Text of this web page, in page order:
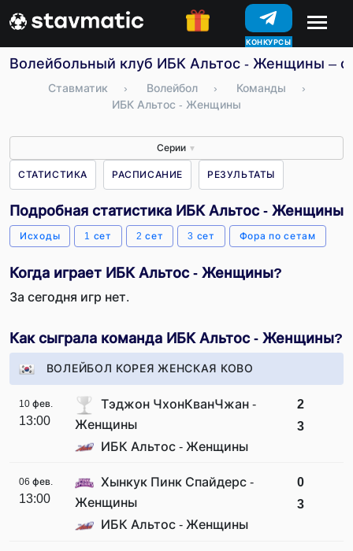
КОНКУРСЫ
Волейбольный клуб ИБК Альтос - Женщины –
Ставматик › Волейбол › Команды
›
ИБК Альтос - Женщины
Серии ▼
СТАТИСТИКА РАСПИСАНИЕ РЕЗУЛЬТАТЫ
Подробная статистика ИБК Альтос - Женщины
Исходы 1 сет 2 сет 3 сет Фора по сетам
Когда играет ИБК Альтос - Женщины?
За сегодня игр нет.
Как сыграла команда ИБК Альтос - Женщины?
ВОЛЕЙБОЛ КОРЕЯ ЖЕНСКАЯ КОВО
10 фев.
13:00
Тэджон ЧхонКванЧжан -
Женщины
ИБК Альтос - Женщины
2
3
06 фев.
13:00
Хынкук Пинк Спайдерс -
Женщины
ИБК Альтос - Женщины
0
3